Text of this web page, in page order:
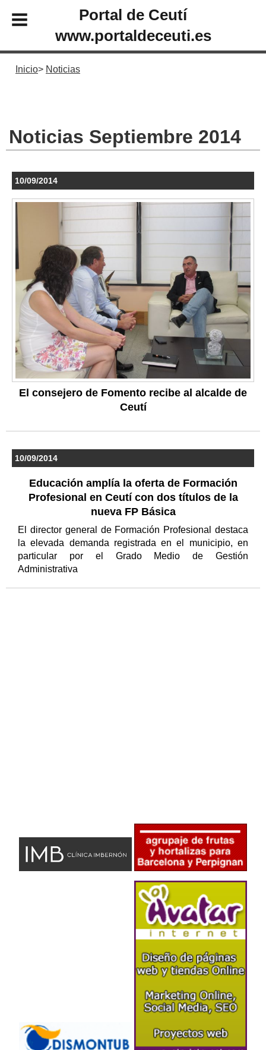
Portal de Ceutí
www.portaldeceuti.es
Inicio Noticias
Noticias Septiembre 2014
10/09/2014
El consejero de Fomento recibe al alcalde de
Ceutí
10/09/2014
Educación amplía la oferta de Formación
Profesional en Ceutí con dos títulos de la
nueva FP Básica
El director general de Formación Profesional destaca
la elevada demanda registrada en el municipio, en
particular por el Grado Medio de Gestión
Administrativa